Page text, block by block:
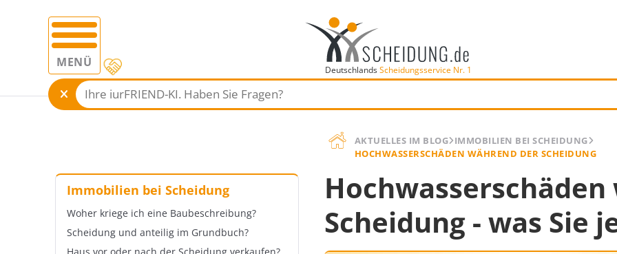
MENÜ DeutschlandsScheidungsservice Nr. 1
AKTUELLES IM BLOG IMMOBILIEN BEI SCHEIDUNG
HOCHWASSERSCHÄDEN WÄHREND DER SCHEIDUNG
Immobilien bei Scheidung
Woher kriege ich eine Baubeschreibung?
Scheidung und anteilig im Grundbuch?
Scheidung - was Sie